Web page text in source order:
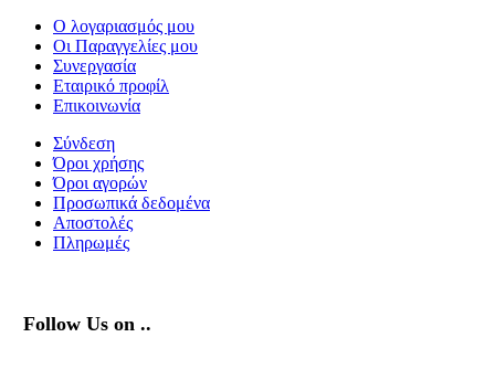
Ο λογαριασμός μου
Οι Παραγγελίες μου
Συνεργασία
Εταιρικό προφίλ
Επικοινωνία
Σύνδεση
Όροι χρήσης
Όροι αγορών
Προσωπικά δεδομένα
Αποστολές
Πληρωμές
Follow Us on ..